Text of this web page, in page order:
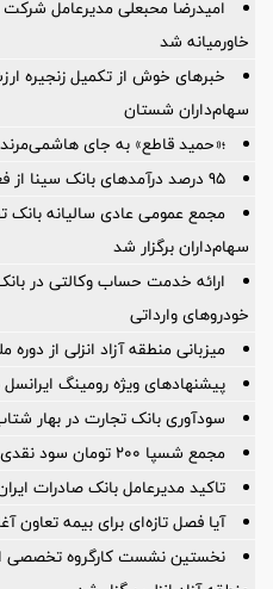
امیدرضا محبعلی مدیرعامل
خاورمیانه شد
خبرهای خوش از تکمیل زنجیره
سهام‌داران شستان
؛«حمید قاطع» به جای
95 درصد درآمدهای بانک سینا از فعالیت‌های عملیاتی تامین شد
سهام‌داران برگزار شد
ارائه خدمت حساب وکالتی در
خودروهای وارداتی
میزبانی منطقه آزاد انزلی از دوره
پیشنهادهای ویژه رومینگ ایرانسل
سودآوری بانک تجارت در بهار
مجمع شسپا 200 تومان سود نقدی تقسیم کرد
تاکید مدیرعامل بانک صادرات
آیا فصل تازه‌ای برای بیمه تعاون
نخستین نشست كارگروه تخصصی